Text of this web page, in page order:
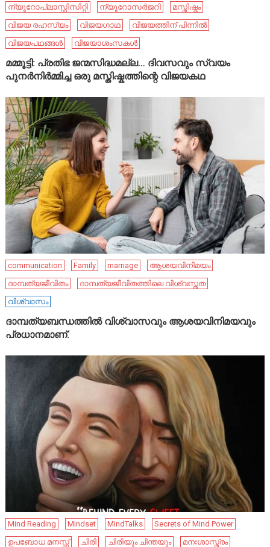
ന്യൂറോപ്ലാസ്റ്റിസിറ്റി
ന്യൂറോസർജറി
മസ്തിഷ്കം
വിജയ രഹസ്യം
വിജയഗാഥ
വിജയത്തിന് പിന്നിൽ
വിജയപഥങ്ങൾ
വിജയാശംസകൾ
മമ്മൂട്ടി: പ്രതിഭ ജന്മസിദ്ധമല്ല… ദിവസവും സ്വയം
പുനർനിർമ്മിച്ച ഒരു മസ്തിഷ്കത്തിന്റെ വിജയകഥ
communication Family marriage
ആശയവിനിമയം
ദാമ്പത്യജീവിതം
ദാമ്പത്യജീവിതത്തിലെ വിശ്വസ്തത
വിശ്വാസം
ദാമ്പത്യബന്ധത്തിൽ വിശ്വാസവും ആശയവിനിമയവും
പ്രധാനമാണ്.
Mind Reading Mindset MindTalks
Secrets of Mind Power
ഉപബോധ മനസ്സ്
ചിരി ചിരിയും ചിന്തയും
മനഃശാസ്ത്രം